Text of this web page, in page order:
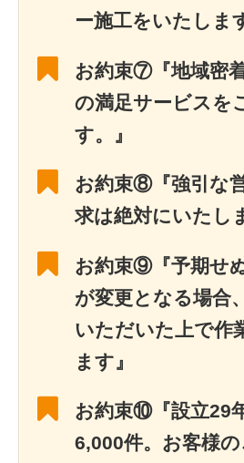
ー施工をいたしま
お約束⑦『地域密
の満足サービスを
す。』
お約束⑧『強引な
求は絶対にいたし
お約束⑨『予期せ
が変更となる場合
いただいた上で作
ます』
お約束⑩『設立29
6,000件。お客様